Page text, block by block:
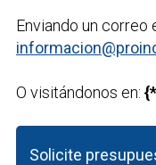
Enviando un correo
O visitándonos en:
Solicite